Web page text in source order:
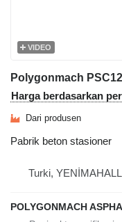
VIDEO
Polygonmach
Harga berdasarkan
Dari produsen
Pabrik beton stasioner
Turki,